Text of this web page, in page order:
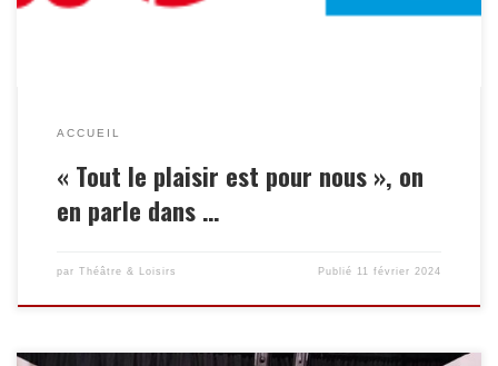
ACCUEIL
« Tout le plaisir est pour nous », on
en parle dans …
par Théâtre & Loisirs Publié 11 février 2024